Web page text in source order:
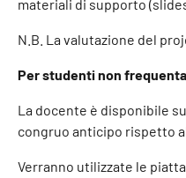
materiali di supporto
N.B. La valutazione del
Per studenti non
La docente è disponibile
congruo anticipo rispetto
Verranno utilizzate le